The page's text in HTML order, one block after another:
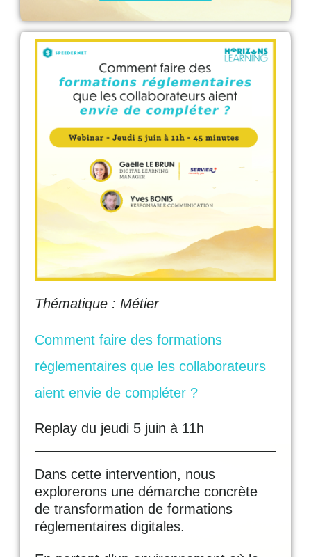
Thématique : Métier
Comment faire des formations
réglementaires que les collaborateurs
aient envie de compléter ?
Replay du jeudi 5 juin à 11h
Dans cette intervention, nous
explorerons une démarche concrète
de transformation de formations
réglementaires digitales.